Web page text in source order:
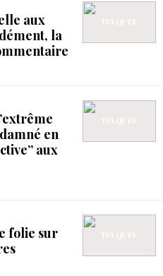
aux
la
en
aux
folie sur